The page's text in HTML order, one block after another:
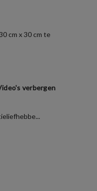
cm x 30 cm te
verbergen